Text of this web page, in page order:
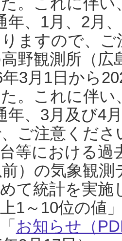
年、1月、2月
ますので、
野観測所（
3月1日から
。これに伴い
年、3月及び4
ご注意くだ
等における過
前）の気象観
て統計を実
1～10位の値
お知らせ（